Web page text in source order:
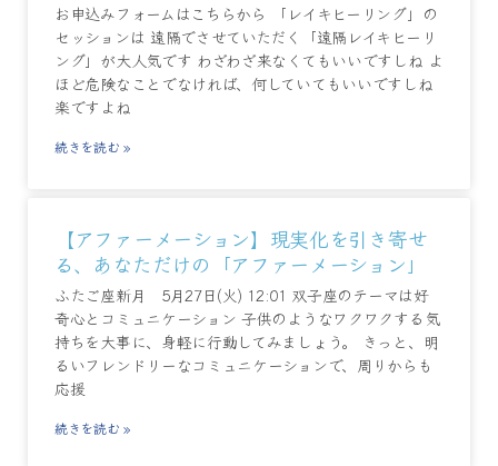
お申込みフォームはこちらから 「レイキヒーリング」の
セッションは 遠隔でさせていただく「遠隔レイキヒーリ
ング」が大人気です わざわざ来なくてもいいですしね よ
ほど危険なことでなければ、何していてもいいですしね
楽ですよね
続きを読む »
【アファーメーション】現実化を引き寄せ
る、あなただけの「アファーメーション」
ふたご座新月 5月27日(火) 12:01 双子座のテーマは好
奇心とコミュニケーション 子供のようなワクワクする気
持ちを大事に、身軽に行動してみましょう。 きっと、明
るいフレンドリーなコミュニケーションで、周りからも
応援
続きを読む »